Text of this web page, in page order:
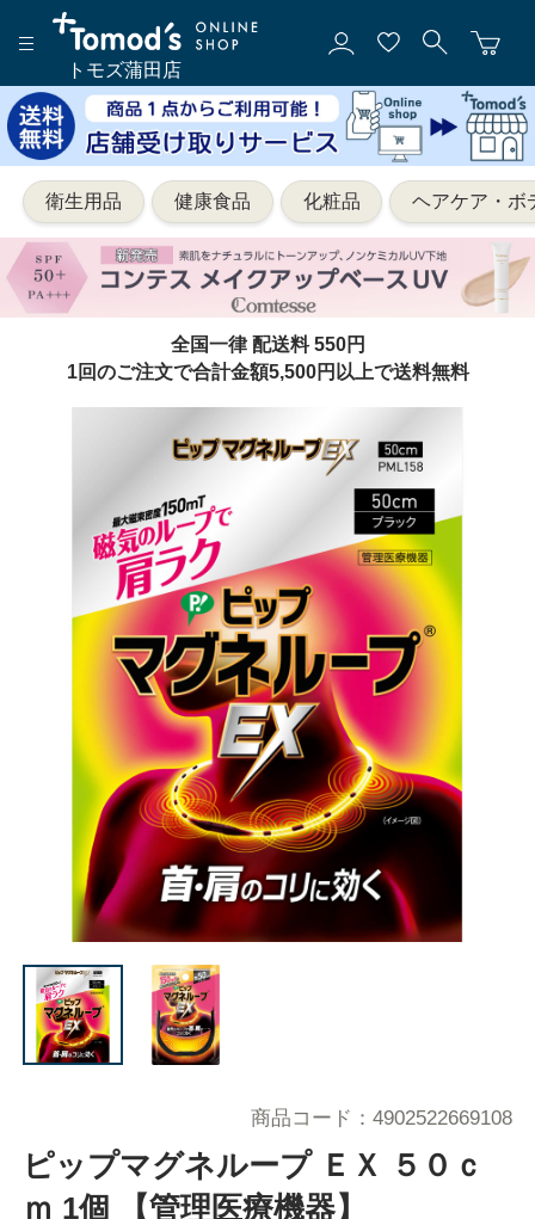
トモズ蒲田店
衛生用品 健康食品 化粧品 ヘアケア・ボ
全国一律 配送料 550円
1回のご注文で合計金額5,500円以上で送料無料
ピップマグネループ ＥＸ ５０ｃ
ｍ 1個 【管理医療機器】
商品コード 4902522669108